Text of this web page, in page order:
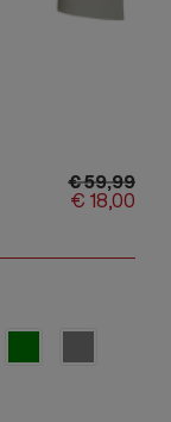
€59,99
€ 18,00